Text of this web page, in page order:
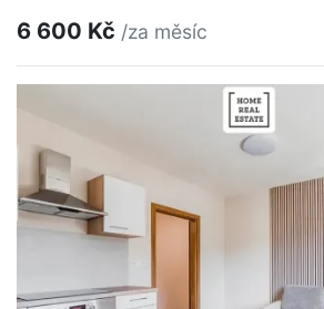
6 600 Kč /za měsíc